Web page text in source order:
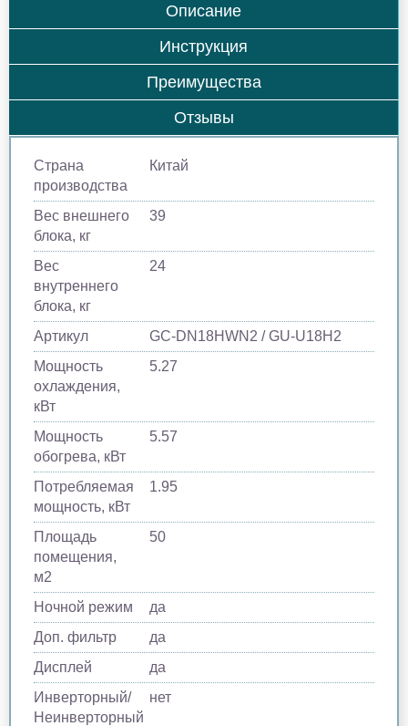
Описание
Инструкция
Преимущества
Отзывы
Страна
производства
Китай
Вес внешнего
блока, кг
39
Вес
внутреннего
блока, кг
24
Артикул
GC-DN18HWN2 / GU-U18H2
Мощность
охлаждения,
кВт
5.27
Мощность
обогрева, кВт
5.57
Потребляемая
мощность, кВт
1.95
Площадь
помещения,
м2
50
Ночной режим
да
Доп. фильтр
да
Дисплей
да
Инверторный/
Неинверторный
нет